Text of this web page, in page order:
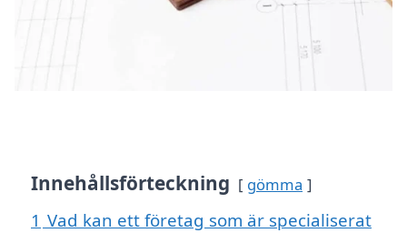
Innehållsförteckning gömma
1 Vad kan ett företag som är specialiserat